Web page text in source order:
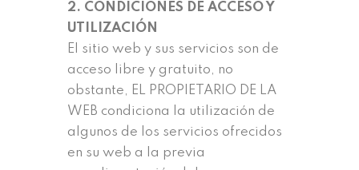
2. CONDICIONES DE ACCESO Y
UTILIZACIÓN
El sitio web y sus servicios son de
acceso libre y gratuito, no
obstante, EL PROPIETARIO DE LA
WEB condiciona la utilización de
algunos de los servicios ofrecidos
en su web a la previa